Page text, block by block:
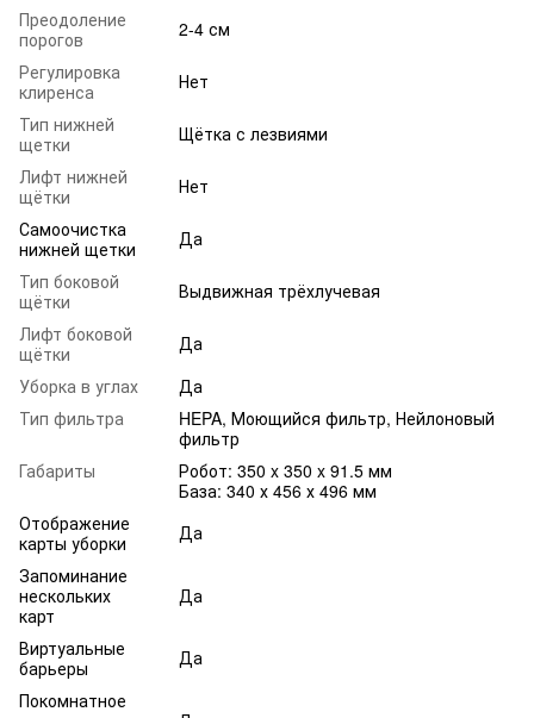
Преодоление
порогов
2-4 см
Регулировка
клиренса
Нет
Тип нижней
щетки
Щётка с лезвиями
Лифт нижней
щётки
Нет
Самоочистка
нижней щетки
Да
Тип боковой
щётки
Выдвижная трёхлучевая
Лифт боковой
щётки
Да
Уборка в углах
Да
Тип фильтра
HEPA, Моющийся фильтр, Нейлоновый
фильтр
Габариты
Робот: 350 x 350 x 91.5 мм
База: 340 х 456 х 496 мм
Отображение
карты уборки
Да
Запоминание
нескольких
карт
Да
Виртуальные
барьеры
Да
Покомнатное